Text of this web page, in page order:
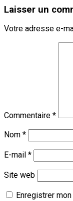
Laisser un
Votre adresse e-
Commentaire *
Nom *
E-mail *
Site web
Enregistrer